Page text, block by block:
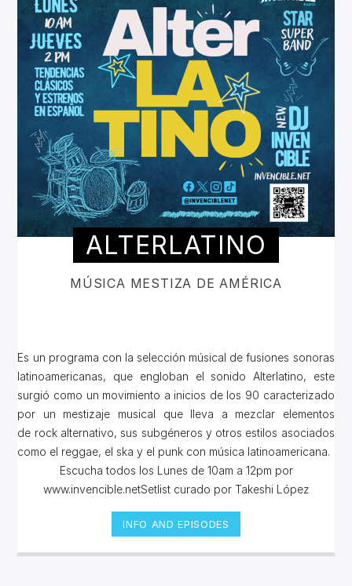
ALTERLATINO
MÚSICA MESTIZA DE AMÉRICA
Es un programa con la selección músical de fusiones sonoras
latinoamericanas, que engloban el sonido Alterlatino, este
surgió como un movimiento a inicios de los 90 caracterizado
por un mestizaje musical que lleva a mezclar elementos
de rock alternativo, sus subgéneros y otros estilos asociados
como el reggae, el ska y el punk con música latinoamericana.
Escucha todos los Lunes de 10am a 12pm por
www.invencible.netSetlist curado por Takeshi López
INFO AND EPISODES